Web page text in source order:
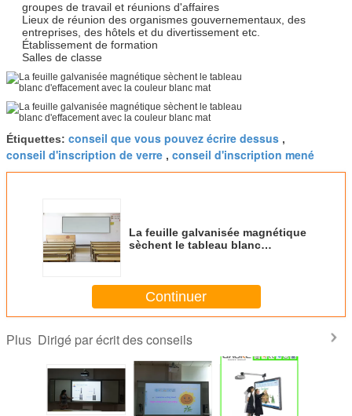
groupes de travail et réunions d'affaires
Lieux de réunion des organismes gouvernementaux, des
entreprises, des hôtels et du divertissement etc.
Établissement de formation
Salles de classe
Étiquettes: conseil que vous pouvez écrire dessus ,
conseil d'inscription de verre , conseil d'inscription mené
La feuille galvanisée magnétique
sèchent le tableau blanc
Continuer
Plus Dirigé par écrit des conseils